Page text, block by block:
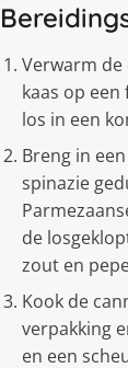
Verwarm de
kaas op
los in een
Breng in
spinazie
de
zout en
Kook de
verpakking
en een